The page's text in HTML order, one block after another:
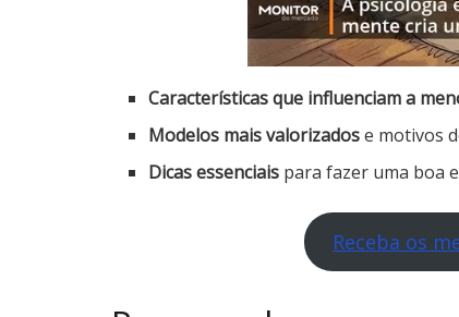
Características que influenciam a
Modelos mais valorizadose motivos
Dicas essenciais para fazer uma boa
Receba os